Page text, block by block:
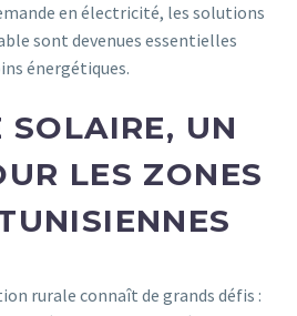
en électricité, les solutions
sont devenues essentielles
énergétiques.
SOLAIRE, UN
LES ZONES
rurale connaît de grands défis :